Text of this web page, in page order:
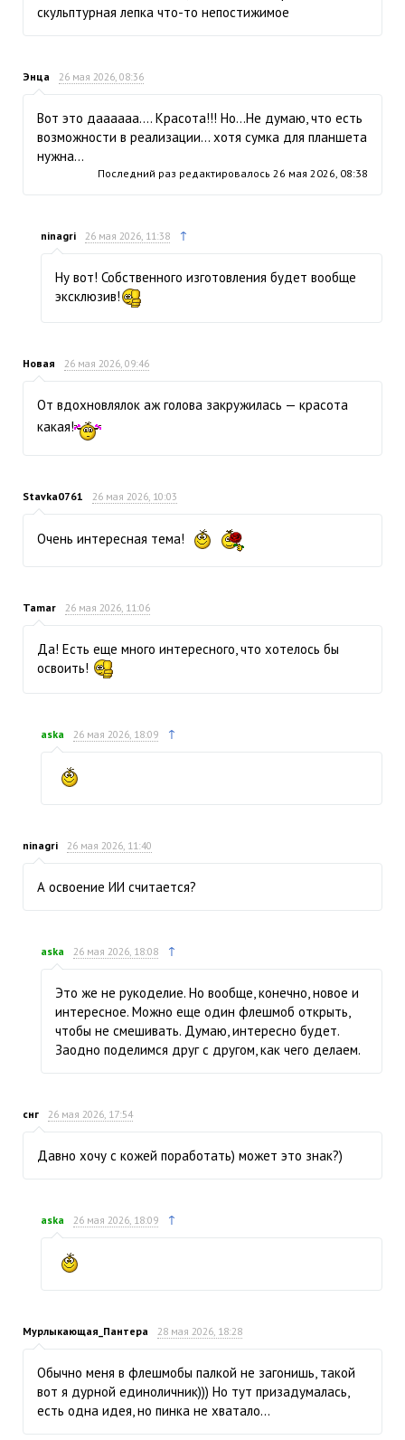
скульптурная лепка что-то непостижимое
Энца 26 мая 2026, 08:36
Вот это даааааа…. Красота!!! Но…Не думаю, что есть
возможности в реализации… хотя сумка для планшета
нужна…
Последний раз редактировалось 26 мая 2026, 08:38
ninagri 26 мая 2026, 11:38 ↑
Ну вот! Собственного изготовления будет вообще
эксклюзив!
Новая 26 мая 2026, 09:46
От вдохновлялок аж голова закружилась — красота
какая!
Stavka0761 26 мая 2026, 10:03
Очень интересная тема!
Tamar 26 мая 2026, 11:06
Да! Есть еще много интересного, что хотелось бы
освоить!
aska 26 мая 2026, 18:09 ↑
ninagri 26 мая 2026, 11:40
А освоение ИИ считается?
aska 26 мая 2026, 18:08 ↑
Это же не рукоделие. Но вообще, конечно, новое и
интересное. Можно еще один флешмоб открыть,
чтобы не смешивать. Думаю, интересно будет.
Заодно поделимся друг с другом, как чего делаем.
снг 26 мая 2026, 17:54
Давно хочу с кожей поработать) может это знак?)
aska 26 мая 2026, 18:09 ↑
Мурлыкающая_Пантера 28 мая 2026, 18:28
Обычно меня в флешмобы палкой не загонишь, такой
вот я дурной единоличник))) Но тут призадумалась,
есть одна идея, но пинка не хватало…